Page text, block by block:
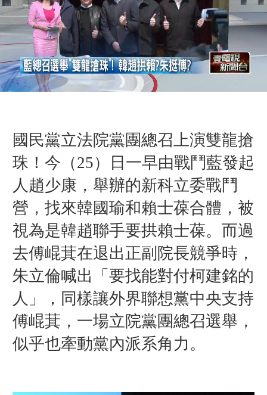
國民黨立法院黨團總召上演雙龍搶
珠！今（25）日一早由戰鬥藍發起
人趙少康，舉辦的新科立委戰鬥
營，找來韓國瑜和賴士葆合體，被
視為是韓趙聯手要拱賴士葆。而過
去傅崐萁在退出正副院長競爭時，
朱立倫喊出「要找能對付柯建銘的
人」，同樣讓外界聯想黨中央支持
傅崐萁，一場立院黨團總召選舉，
似乎也牽動黨內派系角力。